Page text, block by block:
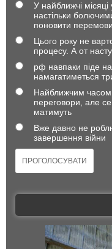
У найближчі місяці
настільки
поновити
Цього року не
процесу. А от
рф навпаки піде
намагатиметься
Найближчим часом
переговори, але
матимуть
Вже давно не
завершення війни